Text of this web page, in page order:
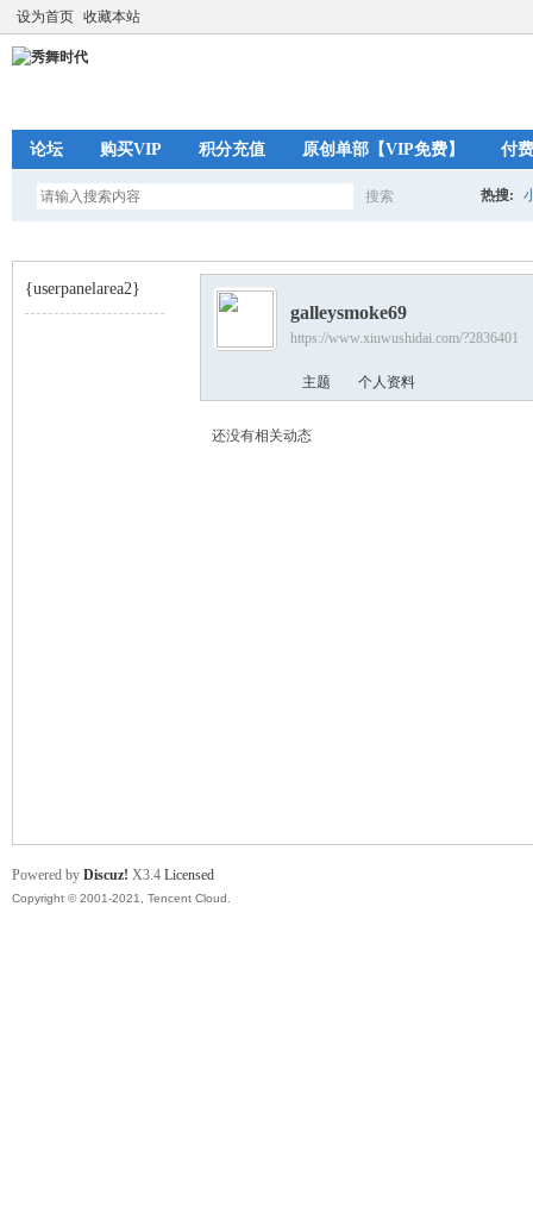
设为首页 收藏本站
论坛 购买VIP 积分充值 原创单部【VIP免费】 付
搜索
索
热搜:
{userpanelarea2}
galleysmoke69
https://www.xiuwushidai.com/?2836401
主题 个人资料
还没有相关动态
Powered by Discuz! X3.4 Licensed
Copyright © 2001-2021, Tencent Cloud.